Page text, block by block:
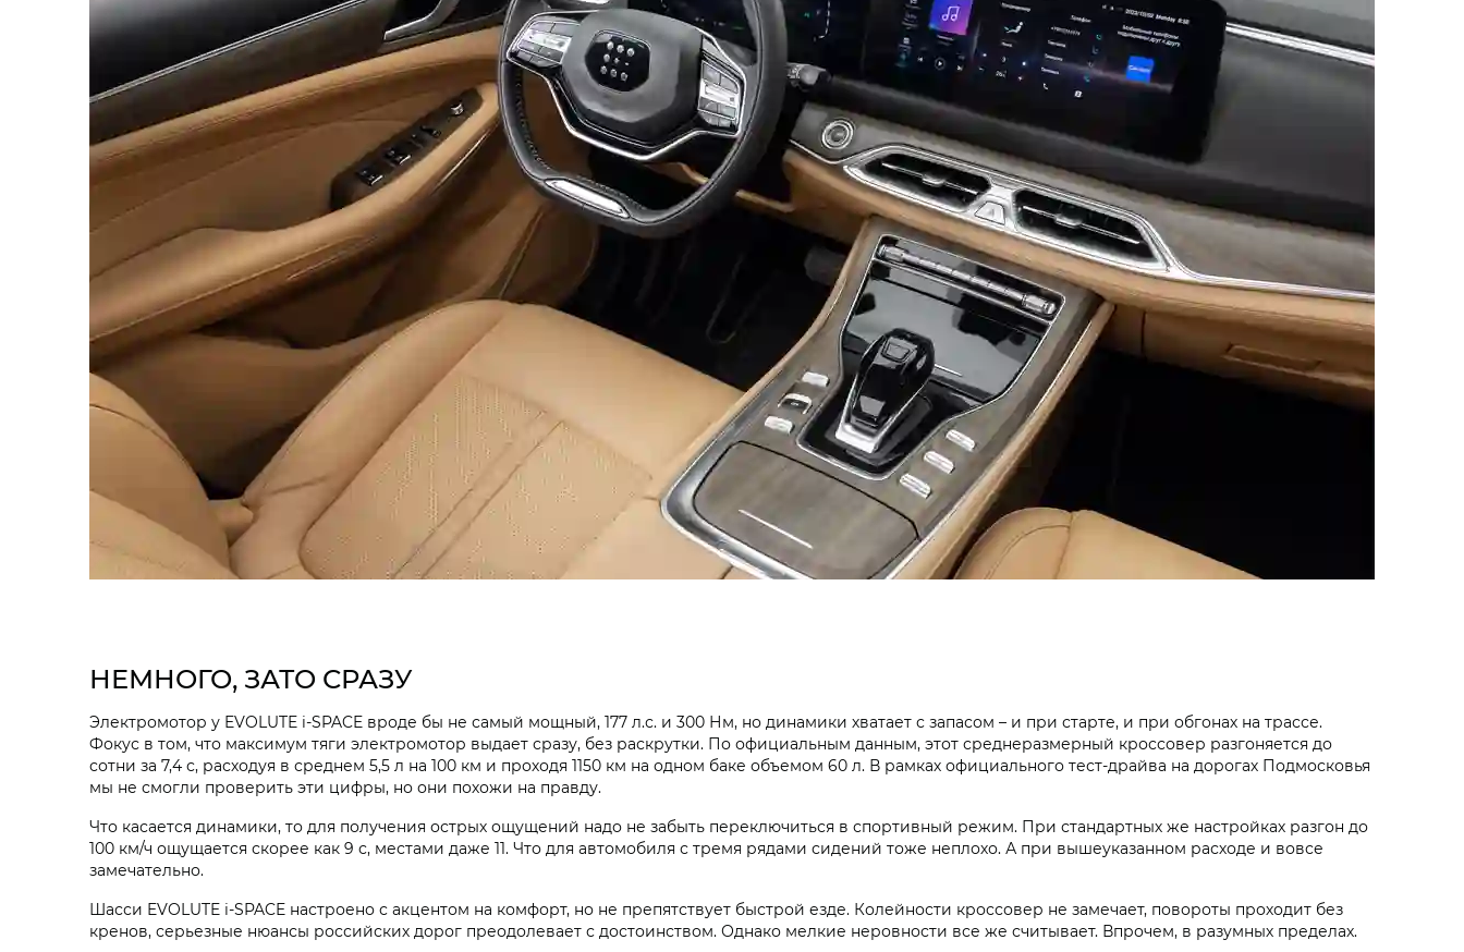
НЕМНОГО, ЗАТО СРАЗУ
Электромотор у EVOLUTE i‑SPACE вроде бы не самый мощный, 177 л.с. и 300 Нм, но динамики хватает с запасом – и при старте, и при обгонах на трассе.
Фокус в том, что максимум тяги электромотор выдает сразу, без раскрутки. По официальным данным, этот среднеразмерный кроссовер разгоняется до
сотни за 7,4 с, расходуя в среднем 5,5 л на 100 км и проходя 1150 км на одном баке объемом 60 л. В рамках официального тест-драйва на дорогах Подмосковья
мы не смогли проверить эти цифры, но они похожи на правду.
Что касается динамики, то для получения острых ощущений надо не забыть переключиться в спортивный режим. При стандартных же настройках разгон до
100 км/ч ощущается скорее как 9 с, местами даже 11. Что для автомобиля с тремя рядами сидений тоже неплохо. А при вышеуказанном расходе и вовсе
замечательно.
Шасси EVOLUTE i‑SPACE настроено с акцентом на комфорт, но не препятствует быстрой езде. Колейности кроссовер не замечает, повороты проходит без
кренов, серьезные нюансы российских дорог преодолевает с достоинством. Однако мелкие неровности все же считывает. Впрочем, в разумных пределах.